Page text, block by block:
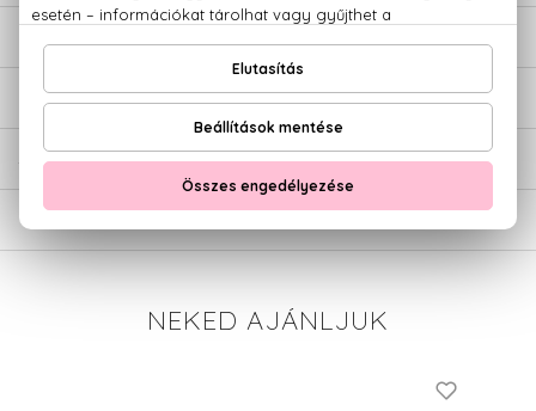
ÉRTÉKELÉSEK (0)
SZÁLLÍTÁS
NEKED AJÁNLJUK